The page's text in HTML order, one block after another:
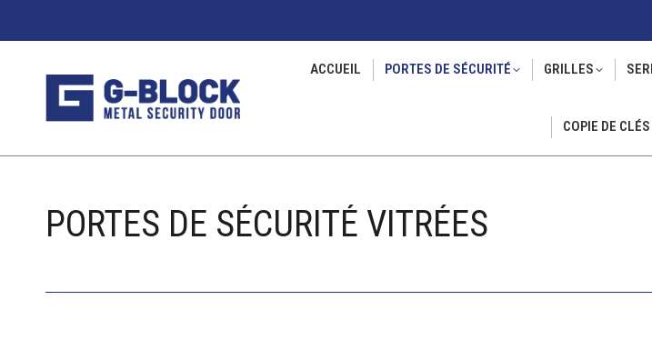
ACCUEIL PORTES DE SÉCURITÉ GRILLES
COPIE DE
PORTES DE SÉCURITÉ VITRÉES